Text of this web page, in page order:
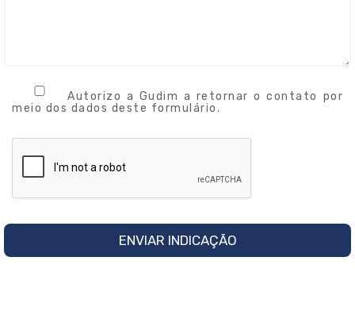
Autorizo a Gudim a retornar o contato por
meio dos dados deste formulário.